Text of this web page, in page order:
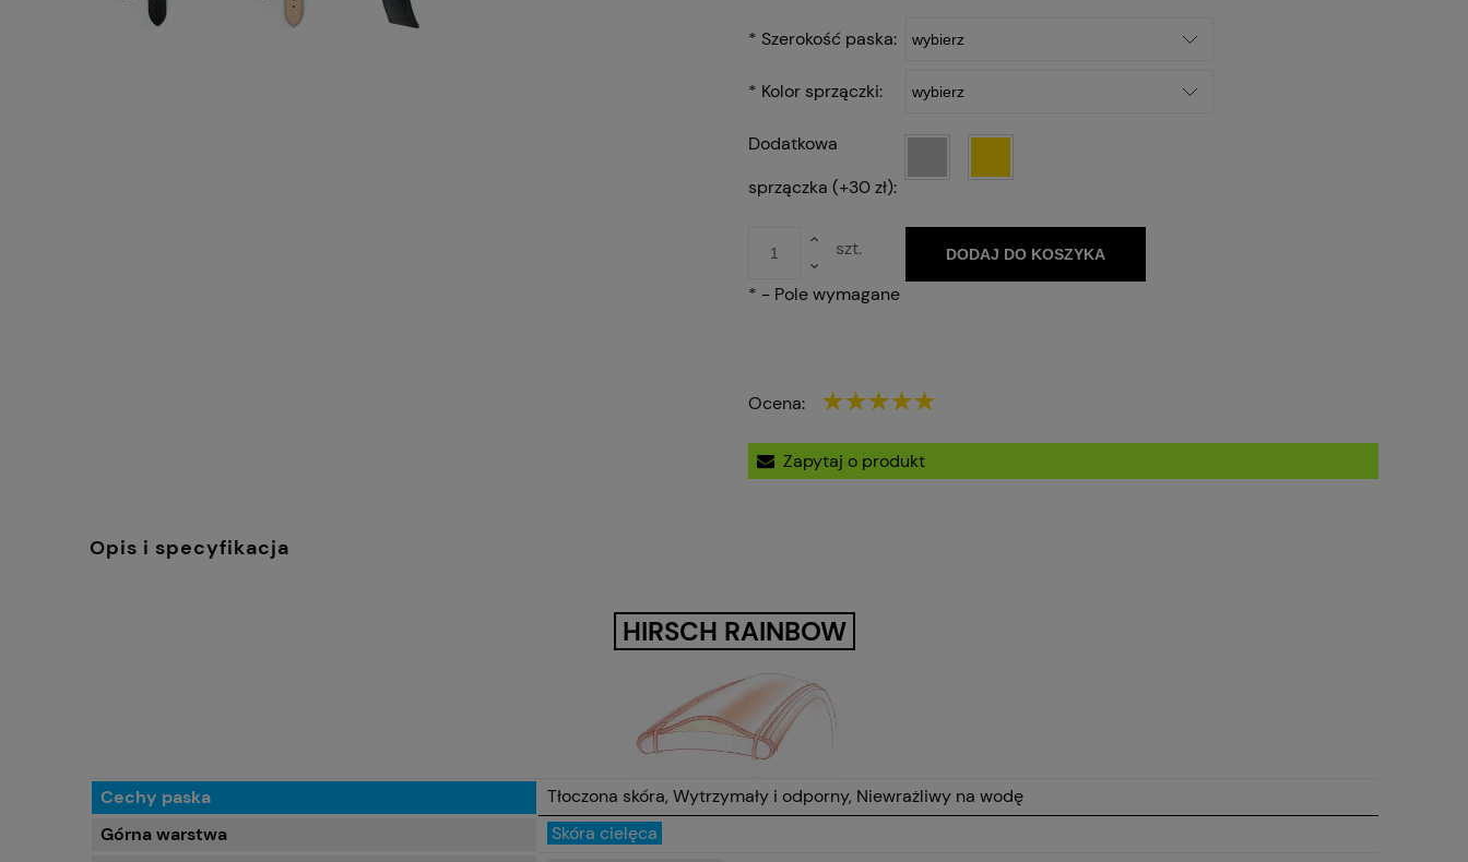
* Szerokość paska:
* Kolor sprzączki:
Dodatkowa
sprzączka (+30 zł):
szt. DODAJ DO KOSZYKA
* - Pole wymagane
Ocena:
Zapytaj o produkt
Opis i specyfikacja
HIRSCH RAINBOW
Cechy paska
Tłoczona skóra, Wytrzymały i odporny, Niewrażliwy na wodę
Górna warstwa
Skóra cielęca